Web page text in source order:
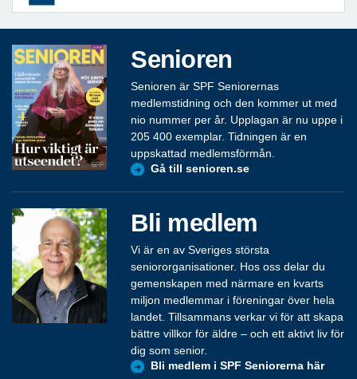
Senioren
Senioren är SPF Seniorernas
medlemstidning och den kommer ut med
nio nummer per år. Upplagan är nu uppe i
205 400 exemplar. Tidningen är en
uppskattad medlemsförmån.
Gå till senioren.se
Bli medlem
Vi är en av Sveriges största
seniororganisationer. Hos oss delar du
gemenskapen med närmare en kvarts
miljon medlemmar i föreningar över hela
landet. Tillsammans verkar vi för att skapa
bättre villkor för äldre – och ett aktivt liv för
dig som senior.
Bli medlem i SPF Seniorerna här